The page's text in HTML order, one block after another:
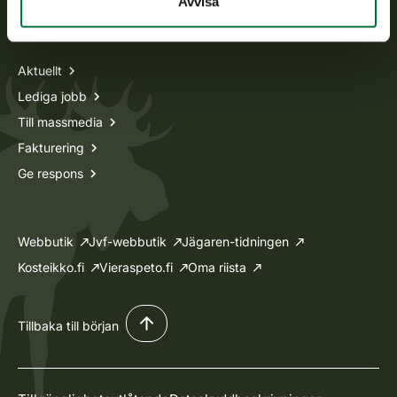
Information om oss
Aktuellt
Lediga jobb
Till massmedia
Fakturering
Ge respons
Webbutik Jvf-webbutik
Jägaren-tidningen
Kosteikko.fi
Vieraspeto.fi Oma riista
Tillbaka till början